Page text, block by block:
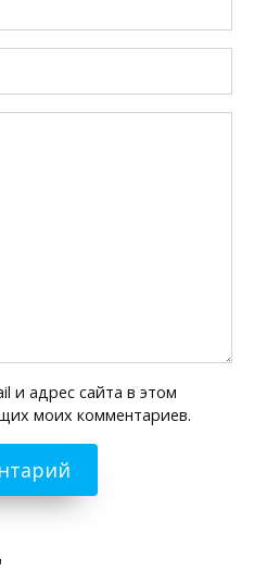
и адрес сайта в этом
моих комментариев.